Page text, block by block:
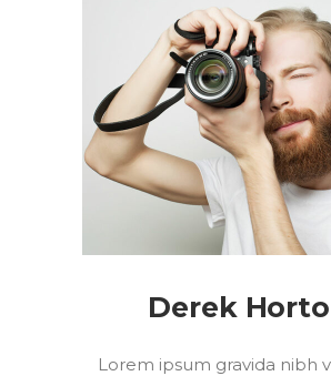
Derek
Lorem ipsum gravida nibh